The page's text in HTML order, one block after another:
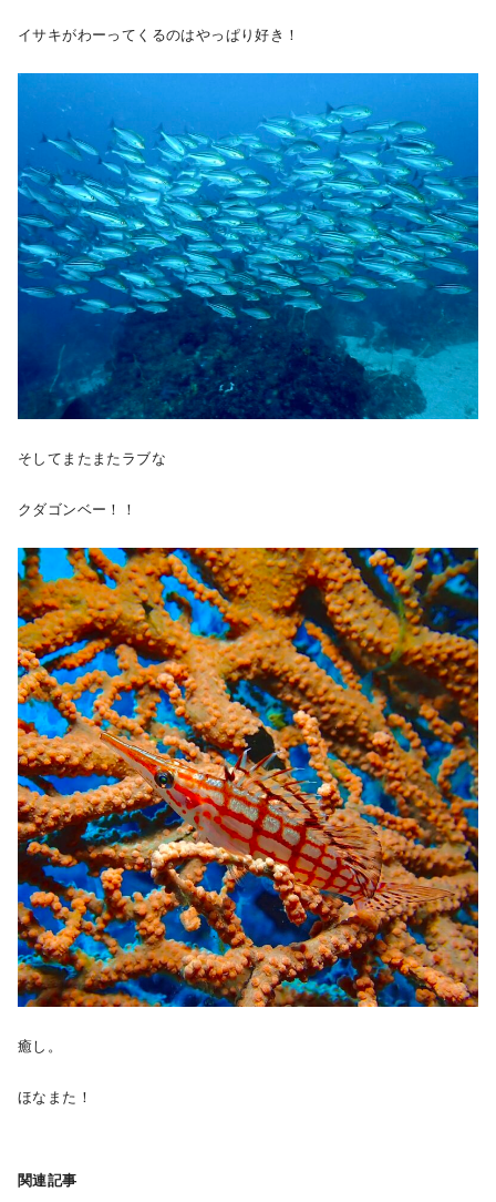
イサキがわーってくるのはやっぱり好き！
そしてまたまたラブな
クダゴンベー！！
癒し。
ほなまた！
関連記事